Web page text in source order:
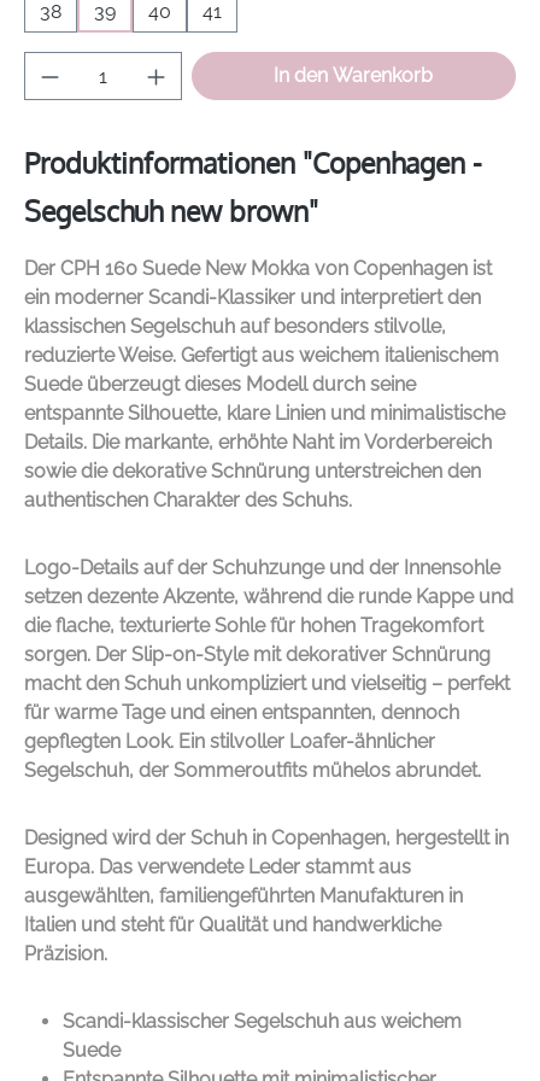
38
39 40 41
Produkt Anzahl: Gib den gewünschten
In den Warenkorb
Produktinformationen "Copenhagen -
Segelschuh new brown"
Der CPH 160 Suede New Mokka von Copenhagen ist
ein moderner Scandi-Klassiker und interpretiert den
klassischen Segelschuh auf besonders stilvolle,
reduzierte Weise. Gefertigt aus weichem italienischem
Suede überzeugt dieses Modell durch seine
entspannte Silhouette, klare Linien und minimalistische
Details. Die markante, erhöhte Naht im Vorderbereich
sowie die dekorative Schnürung unterstreichen den
authentischen Charakter des Schuhs.
Logo-Details auf der Schuhzunge und der Innensohle
setzen dezente Akzente, während die runde Kappe und
die flache, texturierte Sohle für hohen Tragekomfort
sorgen. Der Slip-on-Style mit dekorativer Schnürung
macht den Schuh unkompliziert und vielseitig – perfekt
für warme Tage und einen entspannten, dennoch
gepflegten Look. Ein stilvoller Loafer-ähnlicher
Segelschuh, der Sommeroutfits mühelos abrundet.
Designed wird der Schuh in Copenhagen, hergestellt in
Europa. Das verwendete Leder stammt aus
ausgewählten, familiengeführten Manufakturen in
Italien und steht für Qualität und handwerkliche
Präzision.
Scandi-klassischer Segelschuh aus weichem
Suede